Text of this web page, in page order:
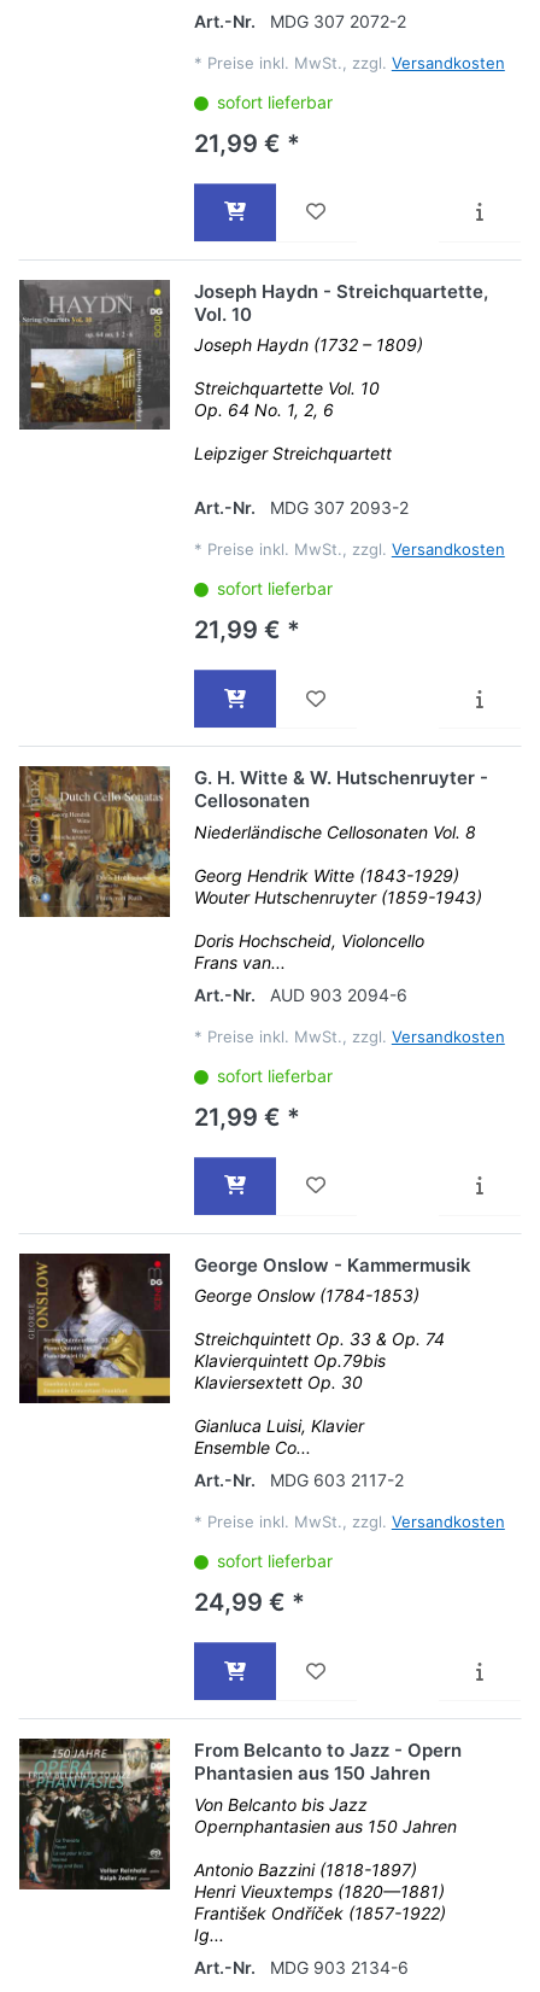
Art.-Nr.
MDG 307 2072-2
* Preise inkl. MwSt., zzgl. Versandkosten
sofort lieferbar
21,99 € *
Joseph Haydn - Streichquartette,
Vol. 10
Joseph Haydn (1732 – 1809)
Streichquartette Vol. 10
Op. 64 No. 1, 2, 6
Leipziger Streichquartett
Art.-Nr. MDG 307 2093-2
* Preise inkl. MwSt., zzgl. Versandkosten
sofort lieferbar
21,99 € *
G. H. Witte & W. Hutschenruyter -
Cellosonaten
Niederländische Cellosonaten Vol. 8
Georg Hendrik Witte (1843-1929)
Wouter Hutschenruyter (1859-1943)
Doris Hochscheid, Violoncello
Frans van...
Art.-Nr.
AUD 903 2094-6
* Preise inkl. MwSt., zzgl. Versandkosten
sofort lieferbar
21,99 € *
George Onslow - Kammermusik
George Onslow (1784-1853)
Streichquintett Op. 33 & Op. 74
Klavierquintett Op.79bis
Klaviersextett Op. 30
Gianluca Luisi, Klavier
Ensemble Co...
Art.-Nr.
MDG 603 2117-2
* Preise inkl. MwSt., zzgl. Versandkosten
sofort lieferbar
24,99 € *
From Belcanto to Jazz - Opern
Phantasien aus 150 Jahren
Von Belcanto bis Jazz
Opernphantasien aus 150 Jahren
Antonio Bazzini (1818-1897)
Henri Vieuxtemps (1820—1881)
František Ondříček (1857-1922)
Ig...
Art.-Nr.
MDG 903 2134-6